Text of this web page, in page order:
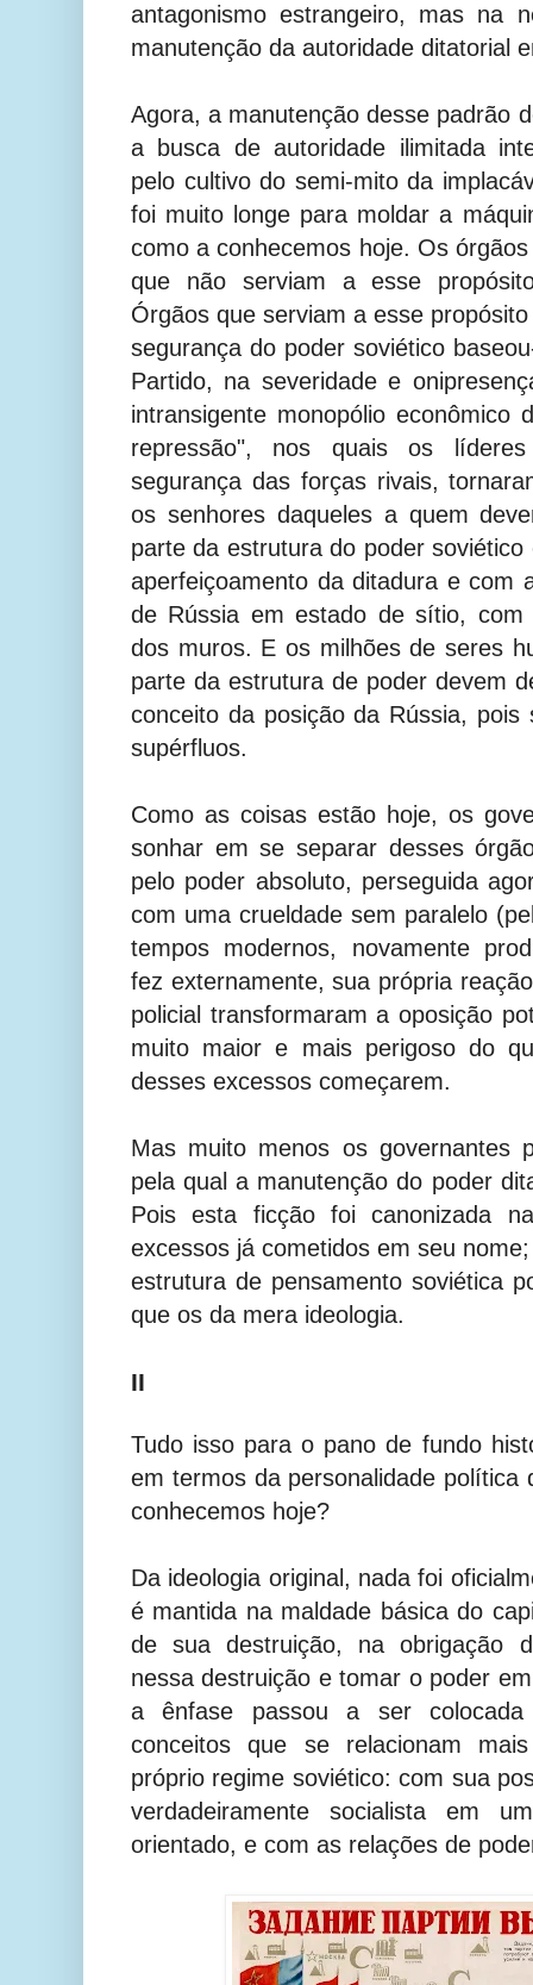
antagonismo estrangeiro, mas na
manutenção da autoridade ditatorial
Agora, a manutenção desse padrão
a busca de autoridade ilimitada
pelo cultivo do semi-mito da
foi muito longe para moldar a
como a conhecemos hoje. Os
que não serviam a esse
Órgãos que serviam a esse
segurança do poder soviético
Partido, na severidade e
intransigente monopólio econômico
repressão", nos quais os
segurança das forças rivais,
os senhores daqueles a quem
parte da estrutura do poder
aperfeiçoamento da ditadura e com
de Rússia em estado de sítio, com
dos muros. E os milhões de seres
parte da estrutura de poder devem
conceito da posição da Rússia,
supérfluos.
Como as coisas estão hoje, os
sonhar em se separar desses
pelo poder absoluto, perseguida
com uma crueldade sem paralelo
tempos modernos, novamente
fez externamente, sua própria
policial transformaram a oposição
muito maior e mais perigoso do
desses excessos começarem.
Mas muito menos os governantes
pela qual a manutenção do poder
Pois esta ficção foi canonizada
excessos já cometidos em seu
estrutura de pensamento soviética
que os da mera ideologia.
II
Tudo isso para o pano de fundo
em termos da personalidade política
conhecemos hoje?
Da ideologia original, nada foi
é mantida na maldade básica do
de sua destruição, na obrigação
nessa destruição e tomar o poder
a ênfase passou a ser colocada
conceitos que se relacionam
próprio regime soviético: com sua
verdadeiramente socialista em
orientado, e com as relações de